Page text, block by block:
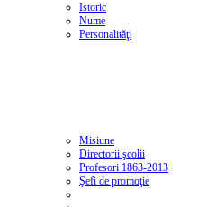
Istoric
Nume
Personalităţi
Misiune
Directorii şcolii
Profesori 1863-2013
Şefi de promoţie